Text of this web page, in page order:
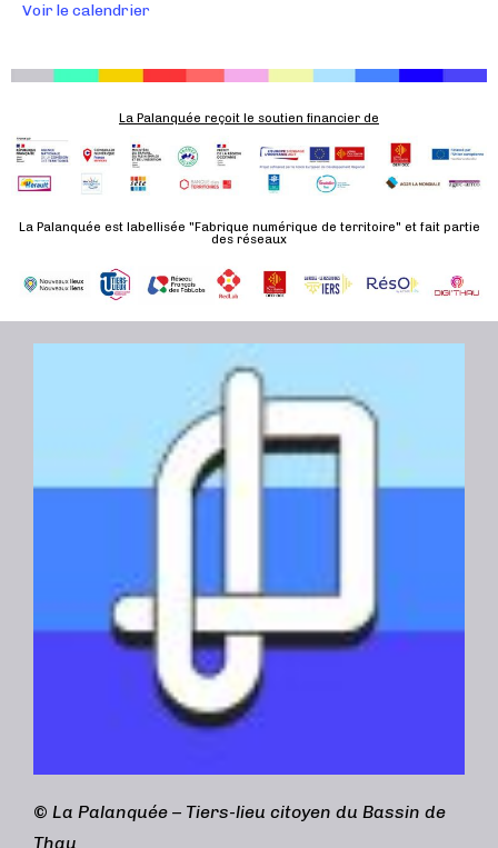
É
è
m
e
t
Voir le calendrier
La Palanquée reçoit le soutien financier de
La Palanquée est labellisée "Fabrique numérique de territoire" et fait partie
des réseaux
© La Palanquée – Tiers-lieu citoyen du Bassin de
Thau